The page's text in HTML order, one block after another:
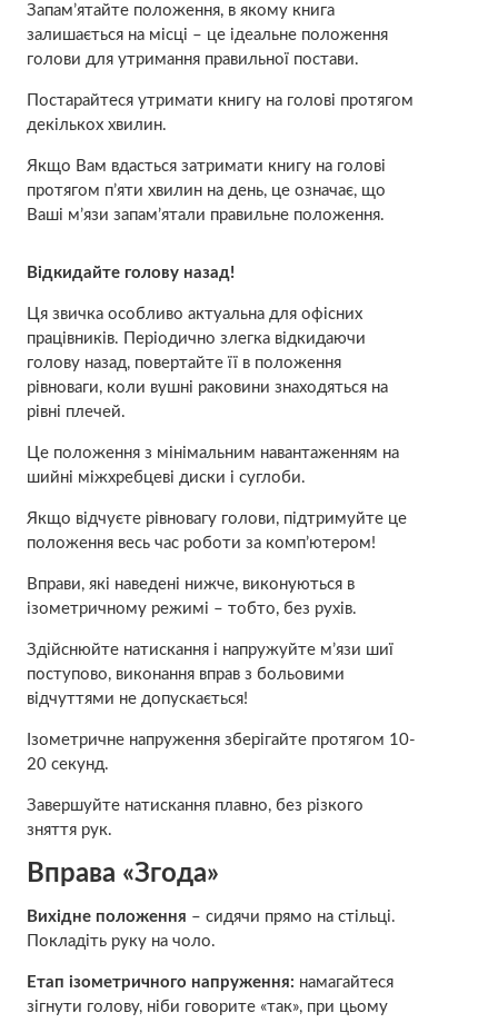
Запам’ятайте положення, в якому книга
залишається на місці – це ідеальне положення
голови для утримання правильної постави.
Постарайтеся утримати книгу на голові протягом
декількох хвилин.
Якщо Вам вдасться затримати книгу на голові
протягом п’яти хвилин на день, це означає, що
Ваші м’язи запам’ятали правильне положення.
Відкидайте голову назад!
Ця звичка особливо актуальна для офісних
працівників. Періодично злегка відкидаючи
голову назад, повертайте її в положення
рівноваги, коли вушні раковини знаходяться на
рівні плечей.
Це положення з мінімальним навантаженням на
шийні міжхребцеві диски і суглоби.
Якщо відчуєте рівновагу голови, підтримуйте це
положення весь час роботи за комп’ютером!
Вправи, які наведені нижче, виконуються в
ізометричному режимі – тобто, без рухів.
Здійснюйте натискання і напружуйте м’язи шиї
поступово, виконання вправ з больовими
відчуттями не допускається!
Ізометричне напруження зберігайте протягом 10-
20 секунд.
Завершуйте натискання плавно, без різкого
зняття рук.
Вправа «Згода»
Вихідне положення – сидячи прямо на стільці.
Покладіть руку на чоло.
Етап ізометричного напруження: намагайтеся
зігнути голову, ніби говорите «так», при цьому